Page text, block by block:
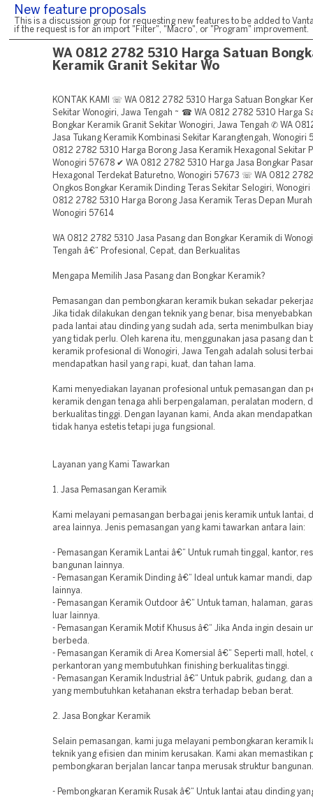
New feature proposals
This is a discussion group for requesting new features to be added to
if the request is for an import "Filter", "Macro", or "Program" improvement.
WA 0812 2782 5310 Harga Satuan
Keramik Granit Sekitar Wo
KONTAK KAMI ☏ WA 0812 2782 5310 Harga Satuan Bongkar
Sekitar Wonogiri, Jawa Tengah ~ ☎ WA 0812 2782 5310 Harga
Bongkar Keramik Granit Sekitar Wonogiri, Jawa Tengah ✆ WA
Jasa Tukang Keramik Kombinasi Sekitar Karangtengah,
0812 2782 5310 Harga Borong Jasa Keramik Hexagonal Sekitar
Wonogiri 57678 ✔ WA 0812 2782 5310 Harga Jasa Bongkar
Hexagonal Terdekat Baturetno, Wonogiri 57673 ☏ WA 0812
Ongkos Bongkar Keramik Dinding Teras Sekitar Selogiri,
0812 2782 5310 Harga Borong Jasa Keramik Teras Depan Murah
Wonogiri 57614
WA 0812 2782 5310 Jasa Pasang dan Bongkar Keramik di
Tengah â€“ Profesional, Cepat, dan Berkualitas
Mengapa Memilih Jasa Pasang dan Bongkar Keramik?
Pemasangan dan pembongkaran keramik bukan sekadar
Jika tidak dilakukan dengan teknik yang benar, bisa
pada lantai atau dinding yang sudah ada, serta menimbulkan
yang tidak perlu. Oleh karena itu, menggunakan jasa pasang dan
keramik profesional di Wonogiri, Jawa Tengah adalah solusi
mendapatkan hasil yang rapi, kuat, dan tahan lama.
Kami menyediakan layanan profesional untuk pemasangan dan
keramik dengan tenaga ahli berpengalaman, peralatan modern,
berkualitas tinggi. Dengan layanan kami, Anda akan
tidak hanya estetis tetapi juga fungsional.
Layanan yang Kami Tawarkan
1. Jasa Pemasangan Keramik
Kami melayani pemasangan berbagai jenis keramik untuk lantai,
area lainnya. Jenis pemasangan yang kami tawarkan antara lain:
- Pemasangan Keramik Lantai â€“ Untuk rumah tinggal, kantor,
bangunan lainnya.
- Pemasangan Keramik Dinding â€“ Ideal untuk kamar mandi,
lainnya.
- Pemasangan Keramik Outdoor â€“ Untuk taman, halaman,
luar lainnya.
- Pemasangan Keramik Motif Khusus â€“ Jika Anda ingin desain
berbeda.
- Pemasangan Keramik di Area Komersial â€“ Seperti mall, hotel,
perkantoran yang membutuhkan finishing berkualitas tinggi.
- Pemasangan Keramik Industrial â€“ Untuk pabrik, gudang, dan
yang membutuhkan ketahanan ekstra terhadap beban berat.
2. Jasa Bongkar Keramik
Selain pemasangan, kami juga melayani pembongkaran keramik
teknik yang efisien dan minim kerusakan. Kami akan memastikan
pembongkaran berjalan lancar tanpa merusak struktur bangunan.
- Pembongkaran Keramik Rusak â€“ Untuk lantai atau dinding